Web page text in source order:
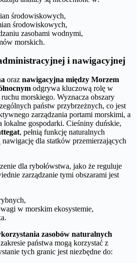
środowiskowych,
środowiskowych,
zasobami wodnymi,
morskich.
i nawigacyjnej
oraz nawigacyjna między Morzem
odgrywa kluczową rolę w
morskiego. Wyznacza obszary
państw przybrzeżnych, co jest
zarządzania portami morskimi, a
lokalne gospodarki. Cieśniny duńskie,
, pełnią funkcję naturalnych
dla statków przemierzających
dla rybołówstwa, jako że reguluje
zarządzanie tymi obszarami jest
w morskim ekosystemie,
zasobów naturalnych
państwa mogą korzystać z
tych granic jest niezbędne do: